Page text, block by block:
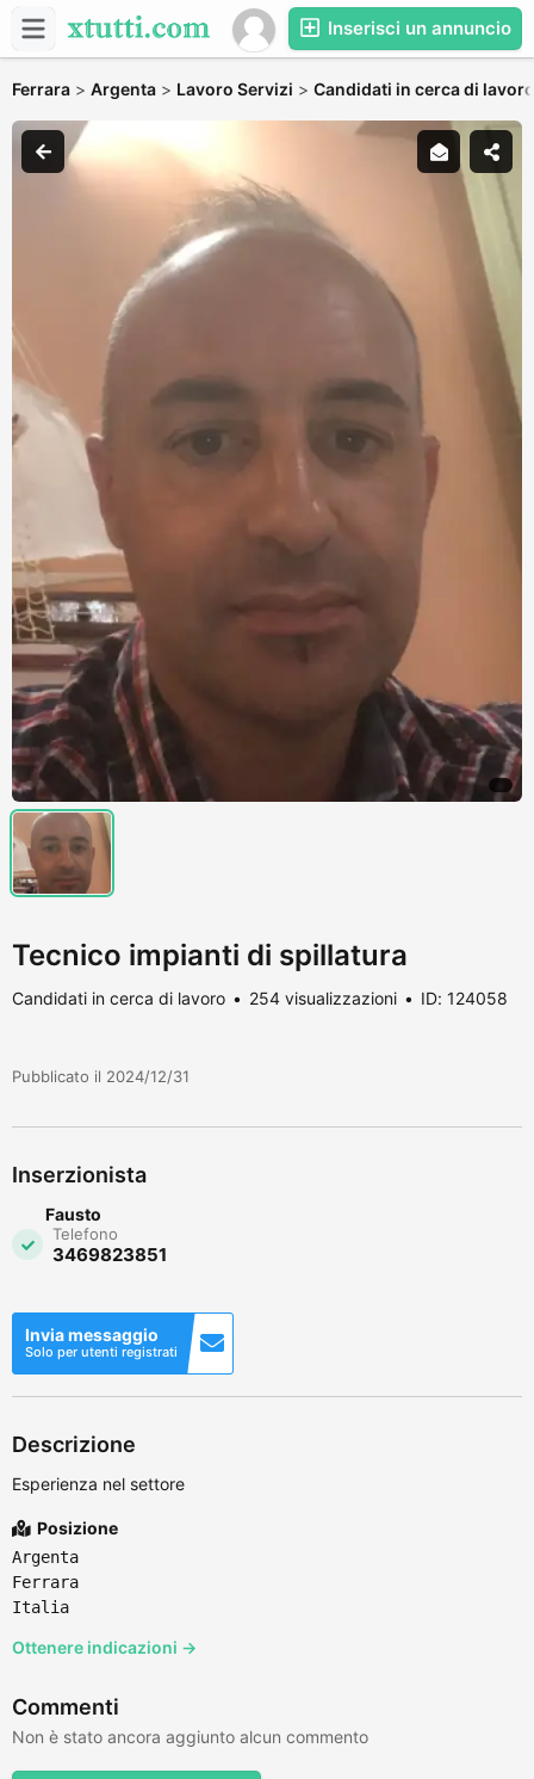
Inserisci un annuncio
Ferrara > Argenta > Lavoro Servizi > Candidati in cerca di lavoro
Tecnico impianti di spillatura
Candidati in cerca di lavoro 254 visualizzazioni ID: 124058
Pubblicato il 2024/12/31
Inserzionista
Fausto
Telefono
3469823851
Invia messaggio
Solo per utenti registrati
Descrizione
Esperienza nel settore
Posizione
Argenta
Ferrara
Italia
Ottenere indicazioni →
Commenti
Non è stato ancora aggiunto alcun commento